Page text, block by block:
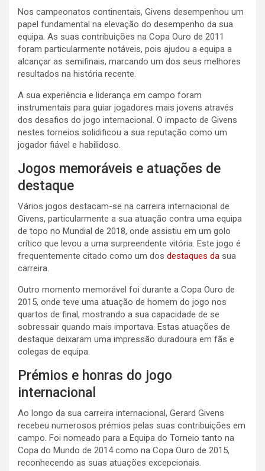
Nos campeonatos continentais, Givens desempenhou um
papel fundamental na elevação do desempenho da sua
equipa. As suas contribuições na Copa Ouro de 2011
foram particularmente notáveis, pois ajudou a equipa a
alcançar as semifinais, marcando um dos seus melhores
resultados na história recente.
A sua experiência e liderança em campo foram
instrumentais para guiar jogadores mais jovens através
dos desafios do jogo internacional. O impacto de Givens
nestes torneios solidificou a sua reputação como um
jogador fiável e habilidoso.
Jogos memoráveis e atuações de
destaque
Vários jogos destacam-se na carreira internacional de
Givens, particularmente a sua atuação contra uma equipa
de topo no Mundial de 2018, onde assistiu em um golo
crítico que levou a uma surpreendente vitória. Este jogo é
frequentemente citado como um dos destaques da sua
carreira.
Outro momento memorável foi durante a Copa Ouro de
2015, onde teve uma atuação de homem do jogo nos
quartos de final, mostrando a sua capacidade de se
sobressair quando mais importava. Estas atuações de
destaque deixaram uma impressão duradoura em fãs e
colegas de equipa.
Prémios e honras do jogo
internacional
Ao longo da sua carreira internacional, Gerard Givens
recebeu numerosos prémios pelas suas contribuições em
campo. Foi nomeado para a Equipa do Torneio tanto na
Copa do Mundo de 2014 como na Copa Ouro de 2015,
reconhecendo as suas atuações excepcionais.